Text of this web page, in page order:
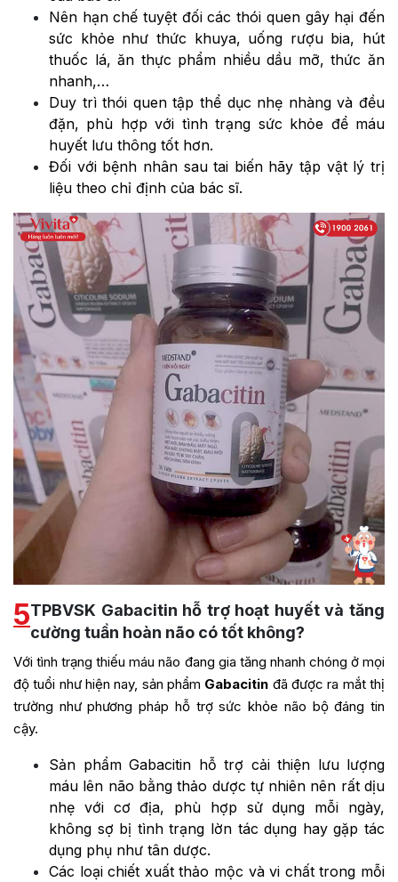
Nên hạn chế tuyệt đối các thói quen gây hại đến
sức khỏe như thức khuya, uống rượu bia, hút
thuốc lá, ăn thực phẩm nhiều dầu mỡ, thức ăn
nhanh,…
Duy trì thói quen tập thể dục nhẹ nhàng và đều
đặn, phù hợp với tình trạng sức khỏe để máu
huyết lưu thông tốt hơn.
Đối với bệnh nhân sau tai biến hãy tập vật lý trị
liệu theo chỉ định của bác sĩ.
5TPBVSK Gabacitin hỗ trợ hoạt huyết và tăng
cường tuần hoàn não có tốt không?
Với tình trạng thiếu máu não đang gia tăng nhanh chóng ở mọi
độ tuổi như hiện nay, sản phẩm Gabacitin đã được ra mắt thị
trường như phương pháp hỗ trợ sức khỏe não bộ đáng tin
cậy.
Sản phẩm Gabacitin hỗ trợ cải thiện lưu lượng
máu lên não bằng thảo dược tự nhiên nên rất dịu
nhẹ với cơ địa, phù hợp sử dụng mỗi ngày,
không sợ bị tình trạng lờn tác dụng hay gặp tác
dụng phụ như tân dược.
Các loại chiết xuất thảo mộc và vi chất trong mỗi